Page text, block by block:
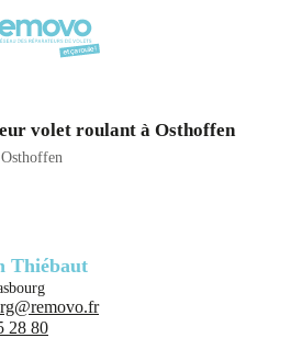
volet roulant à Osthoffen
Osthoffen
Thiébaut
28 80‬